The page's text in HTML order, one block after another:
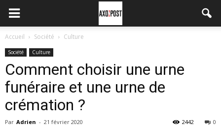
Accueil Société Culture
Société Culture
Comment choisir une urne
funéraire et une urne de
crémation ?
Par Adrien - 21 février 2020 0
2442